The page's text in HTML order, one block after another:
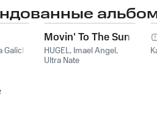
Galich
Movin' To The Sun
HUGEL, Imael Angel,
Ultra Nate